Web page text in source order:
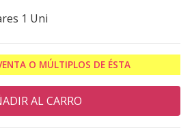
1 Uni
O MÚLTIPLOS DE ÉSTA